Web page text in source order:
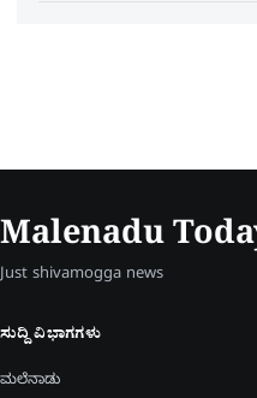
Malenadu
Just shivamogga news
ಸುದ್ದಿ ವಿಭಾಗಗಳು
ಮಲೆನಾಡು